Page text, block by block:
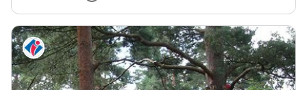
Informations touristiques